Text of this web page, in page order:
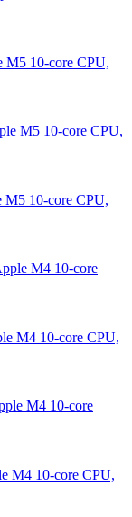
10-core CPU,
10-core CPU,
M4 10-core CPU,
M4 10-core CPU,